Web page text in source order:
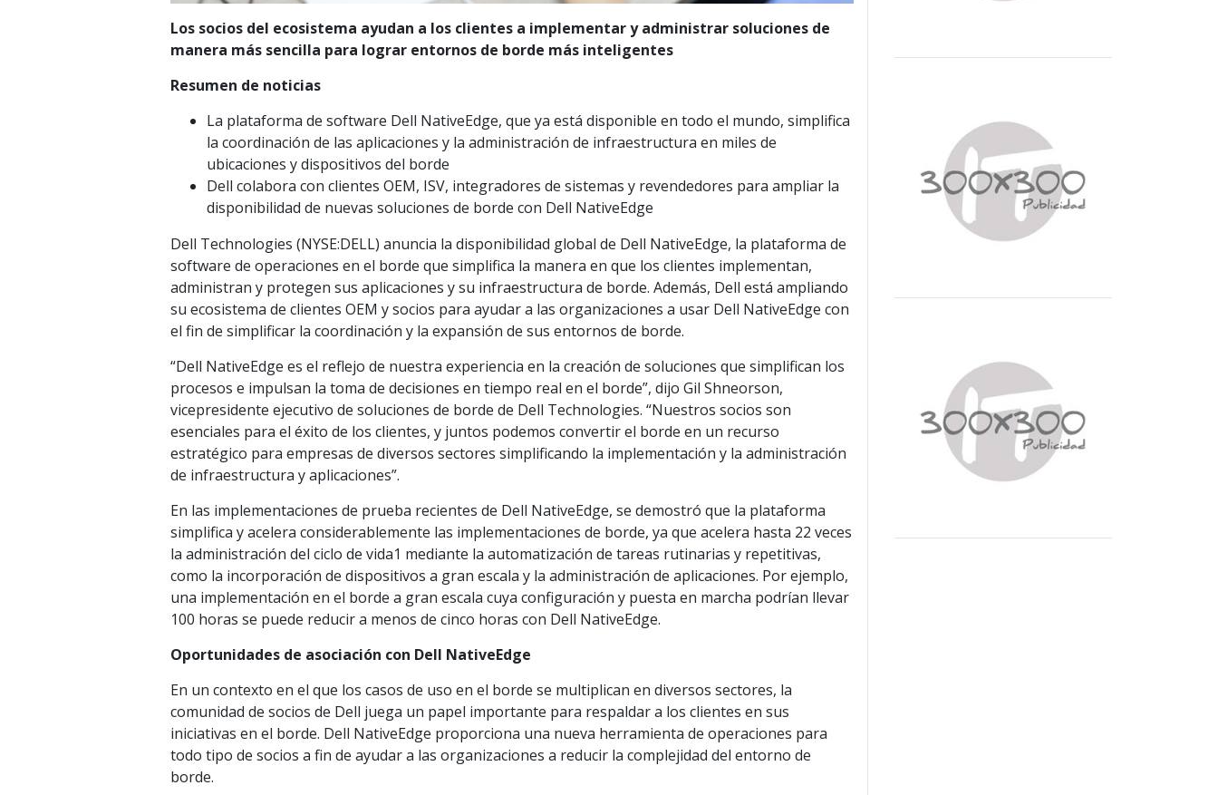
Los socios del ecosistema ayudan a los clientes a implementar y administrar soluciones de
manera más sencilla para lograr entornos de borde más inteligentes
Resumen de noticias
La plataforma de software Dell NativeEdge, que ya está disponible en todo el mundo, simplifica
la coordinación de las aplicaciones y la administración de infraestructura en miles de
ubicaciones y dispositivos del borde
Dell colabora con clientes OEM, ISV, integradores de sistemas y revendedores para ampliar la
disponibilidad de nuevas soluciones de borde con Dell NativeEdge
Dell Technologies (NYSE:DELL) anuncia la disponibilidad global de Dell NativeEdge, la plataforma de
software de operaciones en el borde que simplifica la manera en que los clientes implementan,
administran y protegen sus aplicaciones y su infraestructura de borde. Además, Dell está ampliando
su ecosistema de clientes OEM y socios para ayudar a las organizaciones a usar Dell NativeEdge con
el fin de simplificar la coordinación y la expansión de sus entornos de borde.
“Dell NativeEdge es el reflejo de nuestra experiencia en la creación de soluciones que simplifican los
procesos e impulsan la toma de decisiones en tiempo real en el borde”, dijo Gil Shneorson,
vicepresidente ejecutivo de soluciones de borde de Dell Technologies. “Nuestros socios son
esenciales para el éxito de los clientes, y juntos podemos convertir el borde en un recurso
estratégico para empresas de diversos sectores simplificando la implementación y la administración
de infraestructura y aplicaciones”.
En las implementaciones de prueba recientes de Dell NativeEdge, se demostró que la plataforma
simplifica y acelera considerablemente las implementaciones de borde, ya que acelera hasta 22 veces
la administración del ciclo de vida1 mediante la automatización de tareas rutinarias y repetitivas,
como la incorporación de dispositivos a gran escala y la administración de aplicaciones. Por ejemplo,
una implementación en el borde a gran escala cuya configuración y puesta en marcha podrían llevar
100 horas se puede reducir a menos de cinco horas con Dell NativeEdge.
Oportunidades de asociación con Dell NativeEdge
En un contexto en el que los casos de uso en el borde se multiplican en diversos sectores, la
comunidad de socios de Dell juega un papel importante para respaldar a los clientes en sus
iniciativas en el borde. Dell NativeEdge proporciona una nueva herramienta de operaciones para
todo tipo de socios a fin de ayudar a las organizaciones a reducir la complejidad del entorno de
borde.